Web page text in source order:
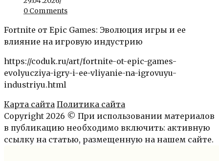
0 Comments
Fortnite от Epic Games: Эволюция игры и ее
влияние на игровую индустрию
https://coduk.ru/art/fortnite-ot-epic-games-
evolyucziya-igry-i-ee-vliyanie-na-igrovuyu-
industriyu.html
Карта сайта Политика сайта
Copyright 2026 © При использовании материалов
в публикацию необходимо включить: активную
ссылку на статью, размещенную на нашем сайте.